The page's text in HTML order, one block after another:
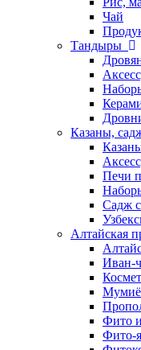
Чай
Тандыры
Казаны,
Печи
Садж
Алтайская
Иван-
Мумиё
Фито
Фито-